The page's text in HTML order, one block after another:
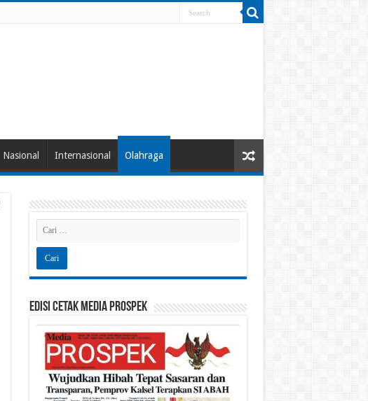
Nasional Internasional Olahraga
Edisi Cetak Media Prospek